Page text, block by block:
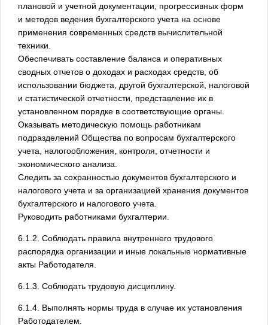
плановой и учетной документации, прогрессивных форм
и методов ведения бухгалтерского учета на основе
применения современных средств вычислительной
техники.
Обеспечивать составление баланса и оперативных
сводных отчетов о доходах и расходах средств, об
использовании бюджета, другой бухгалтерской, налоговой
и статистической отчетности, представление их в
установленном порядке в соответствующие органы.
Оказывать методическую помощь работникам
подразделений Общества по вопросам бухгалтерского
учета, налогообложения, контроля, отчетности и
экономического анализа.
Следить за сохранностью документов бухгалтерского и
налогового учета и за организацией хранения документов
бухгалтерского и налогового учета.
Руководить работниками бухгалтерии.
6.1.2. Соблюдать правила внутреннего трудового
распорядка организации и иные локальные нормативные
акты Работодателя.
6.1.3. Соблюдать трудовую дисциплину.
6.1.4. Выполнять нормы труда в случае их установления
Работодателем.